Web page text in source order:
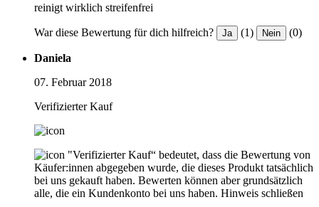
reinigt wirklich streifenfrei
War diese Bewertung für dich hilfreich? Ja (1) Nein (0)
Daniela
07. Februar 2018
Verifizierter Kauf
"Verifizierter Kauf“ bedeutet, dass die Bewertung von
Käufer:innen abgegeben wurde, die dieses Produkt tatsächlich
bei uns gekauft haben. Bewerten können aber grundsätzlich
alle, die ein Kundenkonto bei uns haben. Hinweis schließen